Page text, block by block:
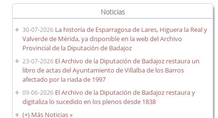
Noticias
30-07-2026 La historia de Esparragosa de Lares, Higuera la Real y
Valverde de Mérida, ya disponible en la web del Archivo
Provincial de la Diputación de Badajoz
23-07-2026 El Archivo de la Diputación de Badajoz restaura un
libro de actas del Ayuntamiento de Villalba de los Barros
afectado por la riada de 1997
09-06-2026 El Archivo de la Diputación de Badajoz restaura y
digitaliza lo sucedido en los plenos desde 1838
(+) Más Noticias »